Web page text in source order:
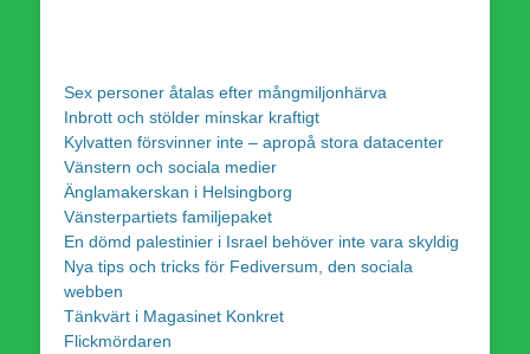
Sex personer åtalas efter mångmiljonhärva
Inbrott och stölder minskar kraftigt
Kylvatten försvinner inte – apropå stora datacenter
Vänstern och sociala medier
Änglamakerskan i Helsingborg
Vänsterpartiets familjepaket
En dömd palestinier i Israel behöver inte vara skyldig
Nya tips och tricks för Fediversum, den sociala
webben
Tänkvärt i Magasinet Konkret
Flickmördaren